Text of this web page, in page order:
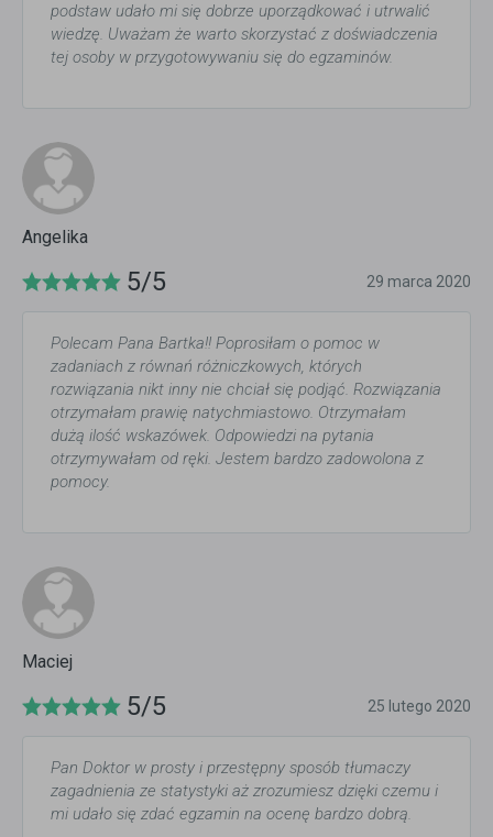
podstaw udało mi się dobrze uporządkować i utrwalić
wiedzę. Uważam że warto skorzystać z doświadczenia
tej osoby w przygotowywaniu się do egzaminów.
Angelika
5/5 29 marca 2020
Polecam Pana Bartka!! Poprosiłam o pomoc w
zadaniach z równań różniczkowych, których
rozwiązania nikt inny nie chciał się podjąć. Rozwiązania
otrzymałam prawię natychmiastowo. Otrzymałam
dużą ilość wskazówek. Odpowiedzi na pytania
otrzymywałam od ręki. Jestem bardzo zadowolona z
pomocy.
Maciej
5/5 25 lutego 2020
Pan Doktor w prosty i przestępny sposób tłumaczy
zagadnienia ze statystyki aż zrozumiesz dzięki czemu i
mi udało się zdać egzamin na ocenę bardzo dobrą.